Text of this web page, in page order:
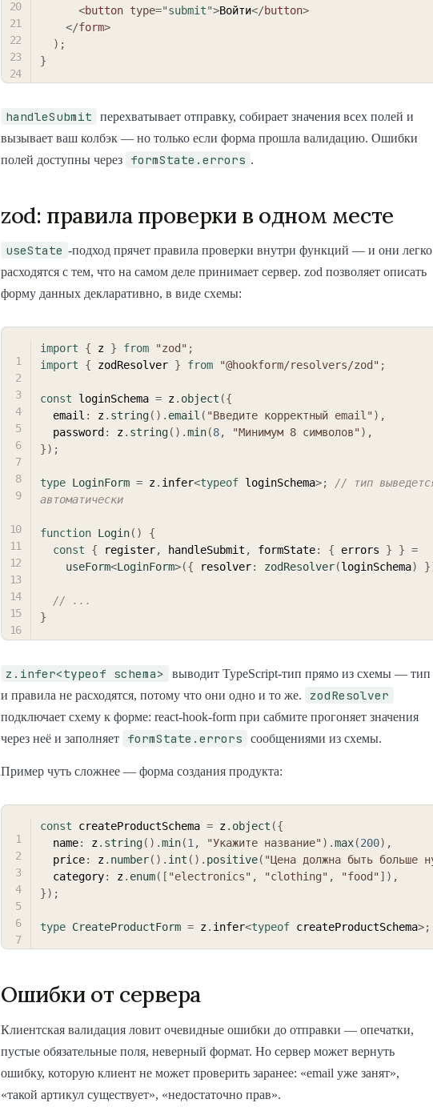
<button type="submit">Войти</button>
</form>
) ;
}
handleSubmit
перехватывает отправку, собирает значения всех полей и
вызывает ваш колбэк — но только если форма прошла валидацию. Ошибки
полей доступны через
formState.errors .
zod: правила проверки в одном месте
useState -подход прячет правила проверки внутри функций — и они легко
расходятся с тем, что на самом деле принимает сервер. zod позволяет описать
форму данных декларативно, в виде схемы:
import { z } from "zod" ;
import
{ zodResolver } from "@hookform/resolvers/zod" ;
const loginSchema = z. object ({
  email
: z. string( ) . email ( "Введите корректный email") ,
  password
: z. string( ) .min(8, "Минимум 8 символов") ,
}) ;
type LoginForm = z. infer<typeof loginSchema>;
// тип
автоматически
function Login( )
{
const
{ register, handleSubmit , formState: { errors } } =
useForm<LoginForm>({ resolver: zodResolver(loginSchema) }
// ...
}
z.infer<typeof schema>
выводит TypeScript-тип прямо из схемы — тип
и правила не расходятся, потому что они одно и то же.
zodResolver
подключает схему к форме: react-hook-form при сабмите прогоняет значения
через неё и заполняет
formState.errors сообщениями из схемы.
Пример чуть сложнее — форма создания продукта:
const createProductSchema = z. object ({
  name
: z. string( ) .min(1, "Укажите название") .max(200) ,
  price
: z. number( ) . int ( ) . positive( "Цена должна быть больше
  category
: z. enum( [ "electronics" , "clothing" , "food"] ) ,
}) ;
type CreateProductForm = z. infer<typeof createProductSchema>;
Ошибки от сервера
Клиентская валидация ловит очевидные ошибки до отправки — опечатки,
пустые обязательные поля, неверный формат. Но сервер может вернуть
ошибку, которую клиент не может проверить заранее: «email уже занят»,
«такой артикул существует», «недостаточно прав».